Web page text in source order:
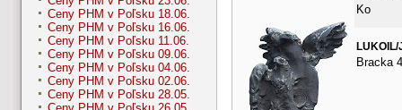
Ceny PHM v Poľsku 18.06.
Ceny PHM v Poľsku 16.06.
Ceny PHM v Poľsku 11.06.
Ceny PHM v Poľsku 09.06.
Ceny PHM v Poľsku 04.06.
Ceny PHM v Poľsku 02.06.
Ceny PHM v Poľsku 28.05.
Ko
LUKOIL/
Bracka 4